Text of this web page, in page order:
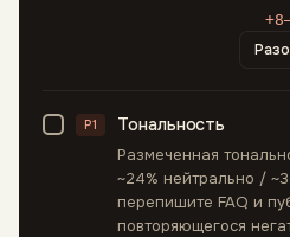
P1 Тональность
Размеченная
~24% нейтрально /
перепишите FAQ и
повторяющегося